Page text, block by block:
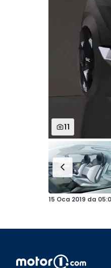
11
15 Oca 2019 da